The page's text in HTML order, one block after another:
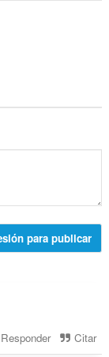
para publicar
Responder Citar